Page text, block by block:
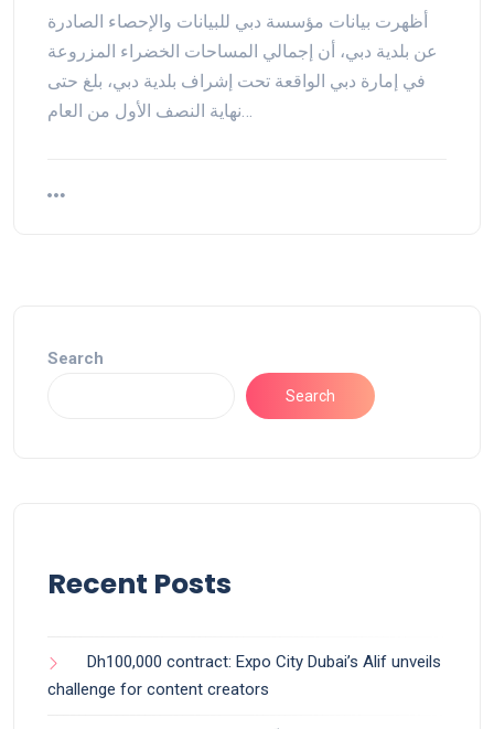
أظهرت بيانات مؤسسة دبي للبيانات والإحصاء الصادرة
عن بلدية دبي، أن إجمالي المساحات الخضراء المزروعة
في إمارة دبي الواقعة تحت إشراف بلدية دبي، بلغ حتى
نهاية النصف الأول من العام…
Search
Search
Recent Posts
Dh100,000 contract: Expo City Dubai’s Alif unveils
challenge for content creators